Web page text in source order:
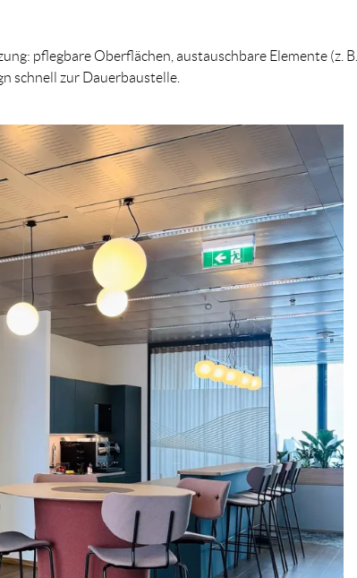
: pflegbare Oberflächen, austauschbare Elemente (z. B.
schnell zur Dauerbaustelle.